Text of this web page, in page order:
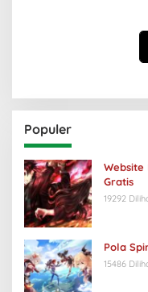
Populer
Website
Gratis
19292
Pola
15486